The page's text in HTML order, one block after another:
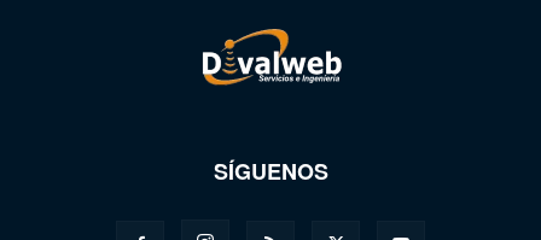
SÍGUENOS